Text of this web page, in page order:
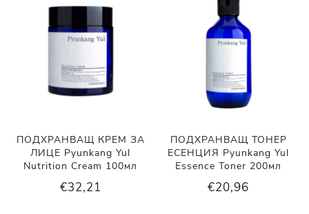
ПОДХРАНВАЩ КРЕМ ЗА
ЛИЦЕ Pyunkang Yul
Nutrition Cream 100мл
€32,21
ПОДХРАНВАЩ ТОНЕР
ЕСЕНЦИЯ Pyunkang Yul
Essence Toner 200мл
€20,96